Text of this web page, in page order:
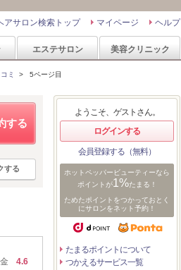
ヘルプ
マイページ
アサロン検索トップ
エステサロン 美容クリニック
ミ > 5ページ目
する
する
4.6
ようこそ、ゲストさん。
ログインする
会員登録する（無料）
ホットペッパービューティーなら
ポイントが1%たまる！
ためたポイントをつかっておとく
にサロンをネット予約！
たまるポイントについて
つかえるサービス一覧